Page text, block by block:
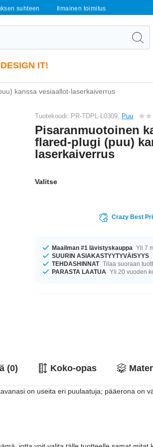
suhteen Ilmainen toimitus
DESIGN IT!
kanssa vesiaallot-laserkaiverrus
Tuotekoodi: PR-TDPL-L0309, Puu
Pisaranmuotoinen
flared-plugi (puu)
laserkaiverrus
Valitse
Crazy Best
Maailman #1 lävistyskauppa Yli 7
SUURIN ASIAKASTYYTYVÄISYYS
TEHDASHINNAT Tilaa suoraan
PARASTA LAATUA Yli 20 vuoden
(0) Koko-opas
on useita eri puulaatuja; pääerona on